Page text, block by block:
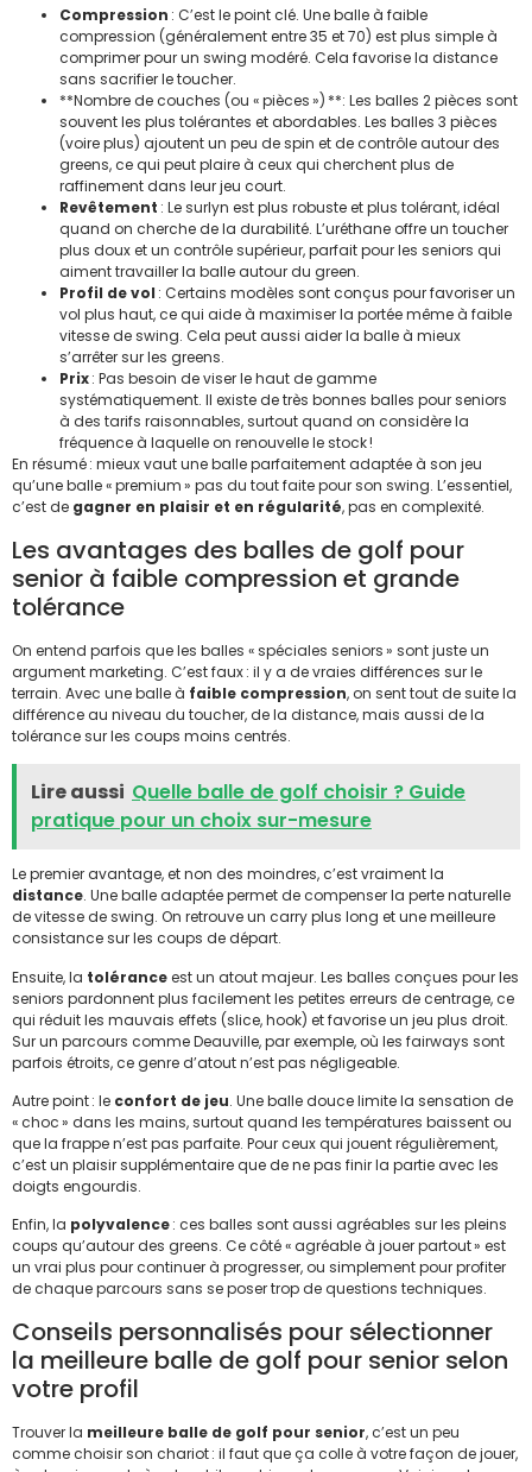
Compression : C’est le point clé. Une balle à faible
compression (généralement entre 35 et 70) est plus simple à
comprimer pour un swing modéré. Cela favorise la distance
sans sacrifier le toucher.
**Nombre de couches (ou « pièces ») **: Les balles 2 pièces sont
souvent les plus tolérantes et abordables. Les balles 3 pièces
(voire plus) ajoutent un peu de spin et de contrôle autour des
greens, ce qui peut plaire à ceux qui cherchent plus de
raffinement dans leur jeu court.
Revêtement : Le surlyn est plus robuste et plus tolérant, idéal
quand on cherche de la durabilité. L’uréthane offre un toucher
plus doux et un contrôle supérieur, parfait pour les seniors qui
aiment travailler la balle autour du green.
Profil de vol : Certains modèles sont conçus pour favoriser un
vol plus haut, ce qui aide à maximiser la portée même à faible
vitesse de swing. Cela peut aussi aider la balle à mieux
s’arrêter sur les greens.
Prix: Pas besoin de viser le haut de gamme
systématiquement. Il existe de très bonnes balles pour seniors
à des tarifs raisonnables, surtout quand on considère la
fréquence à laquelle on renouvelle le stock !
En résumé : mieux vaut une balle parfaitement adaptée à son jeu
qu’une balle « premium » pas du tout faite pour son swing. L’essentiel,
c’est de gagner en plaisir et en régularité, pas en complexité.
Les avantages des balles de golf pour
senior à faible compression et grande
tolérance
On entend parfois que les balles « spéciales seniors » sont juste un
argument marketing. C’est faux : il y a de vraies différences sur le
terrain. Avec une balle à faible compression, on sent tout de suite la
différence au niveau du toucher, de la distance, mais aussi de la
tolérance sur les coups moins centrés.
Lire aussi Quelle balle de golf choisir ? Guide
pratique pour un choix sur-mesure
Le premier avantage, et non des moindres, c’est vraiment la
distance. Une balle adaptée permet de compenser la perte naturelle
de vitesse de swing. On retrouve un carry plus long et une meilleure
consistance sur les coups de départ.
Ensuite, la toléranceest un atout majeur. Les balles conçues pour les
seniors pardonnent plus facilement les petites erreurs de centrage, ce
qui réduit les mauvais effets (slice, hook) et favorise un jeu plus droit.
Sur un parcours comme Deauville, par exemple, où les fairways sont
parfois étroits, ce genre d’atout n’est pas négligeable.
Autre point : le confort de jeu. Une balle douce limite la sensation de
« choc » dans les mains, surtout quand les températures baissent ou
que la frappe n’est pas parfaite. Pour ceux qui jouent régulièrement,
c’est un plaisir supplémentaire que de ne pas finir la partie avec les
doigts engourdis.
Enfin, la polyvalence: ces balles sont aussi agréables sur les pleins
coups qu’autour des greens. Ce côté « agréable à jouer partout » est
un vrai plus pour continuer à progresser, ou simplement pour profiter
de chaque parcours sans se poser trop de questions techniques.
Conseils personnalisés pour sélectionner
la meilleure balle de golf pour senior selon
votre profil
Trouver la meilleure balle de golf pour senior, c’est un peu
comme choisir son chariot : il faut que ça colle à votre façon de jouer,